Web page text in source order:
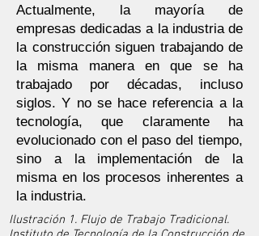
Actualmente, la mayoría de
empresas dedicadas a la industria de
la construcción siguen trabajando de
la misma manera en que se ha
trabajado por décadas, incluso
siglos. Y no se hace referencia a la
tecnología, que claramente ha
evolucionado con el paso del tiempo,
sino a la implementación de la
misma en los procesos inherentes a
la industria.
Ilustración 1. Flujo de Trabajo Tradicional.